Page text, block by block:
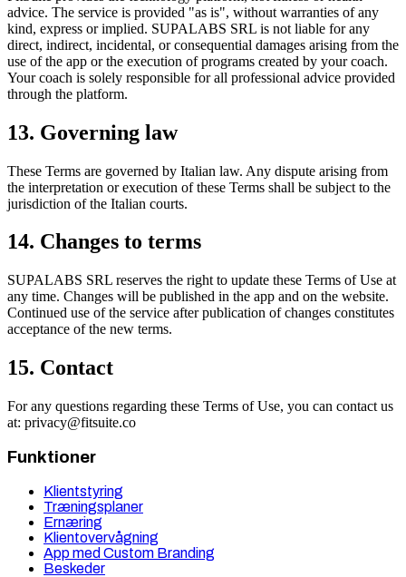
advice. The service is provided "as is", without warranties of any
kind, express or implied. SUPALABS SRL is not liable for any
direct, indirect, incidental, or consequential damages arising from the
use of the app or the execution of programs created by your coach.
Your coach is solely responsible for all professional advice provided
through the platform.
13. Governing law
These Terms are governed by Italian law. Any dispute arising from
the interpretation or execution of these Terms shall be subject to the
jurisdiction of the Italian courts.
14. Changes to terms
SUPALABS SRL reserves the right to update these Terms of Use at
any time. Changes will be published in the app and on the website.
Continued use of the service after publication of changes constitutes
acceptance of the new terms.
15. Contact
For any questions regarding these Terms of Use, you can contact us
at: privacy@fitsuite.co
Funktioner
Klientstyring
Træningsplaner
Ernæring
Klientovervågning
App med Custom Branding
Beskeder